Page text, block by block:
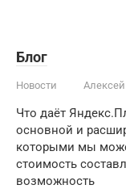
Блог
Новости
Что даёт
основной и
которыми мы
стоимость
возможность